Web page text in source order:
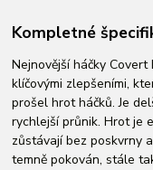
Kompletné
Nejnovější háčky
klíčovými zlepšeními,
prošel hrot háčků. Je
rychlejší průnik. Hrot je
zůstávají bez poskvrny
temně pokován, stále